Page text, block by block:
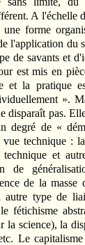
A l'échelle
forme
l'application du
de savants et
est mis en
et la pratique
».
disparaît pas.
degré de «
vue technique :
technique et
de
de la masse
autre type de
fétichisme
la science), la
Le